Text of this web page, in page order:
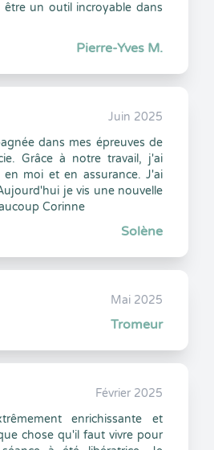
être un outil incroyable dans
Pierre-Yves M.
Juin 2025
dans mes épreuves de
Grâce à notre travail, j'ai
moi et en assurance. J'ai
je vis une nouvelle
Corinne
Solène
Mai 2025
Tromeur
Février 2025
enrichissante et
chose qu'il faut vivre pour